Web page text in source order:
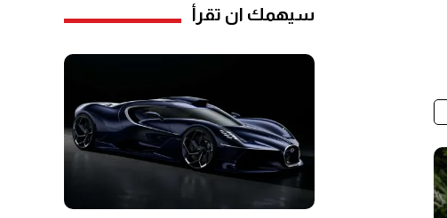
سيهمك ان تقرأ